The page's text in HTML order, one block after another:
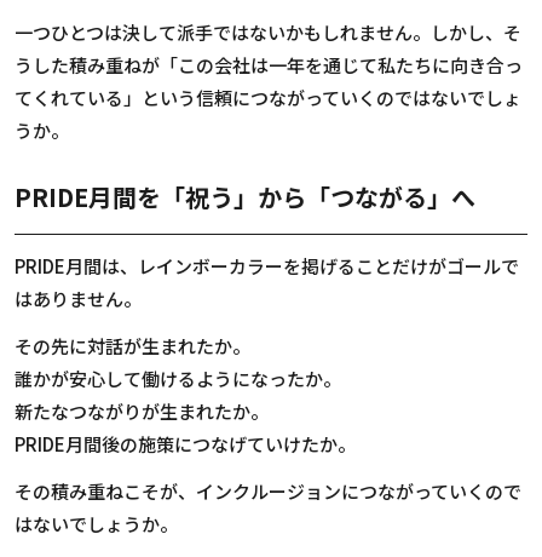
一つひとつは決して派手ではないかもしれません。しかし、そ
うした積み重ねが「この会社は一年を通じて私たちに向き合っ
てくれている」という信頼につながっていくのではないでしょ
うか。
PRIDE月間を「祝う」から「つながる」へ
PRIDE月間は、レインボーカラーを掲げることだけがゴールで
はありません。
その先に対話が生まれたか。
誰かが安心して働けるようになったか。
新たなつながりが生まれたか。
PRIDE月間後の施策につなげていけたか。
その積み重ねこそが、インクルージョンにつながっていくので
はないでしょうか。